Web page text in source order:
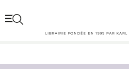
LIBRAIRIE FONDÉE EN 1999 PAR KARL